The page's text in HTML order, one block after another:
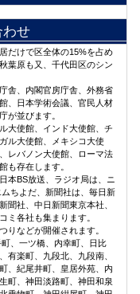
わせ
だけで区全体の15%を占め
葉原も又、千代田区のシン
舎、内閣官房庁舎、外務省
、日本学術会議、官民人材
が並びます。
大使館、インド大使館、チ
ル大使館、メキシコ大使
レバノン大使館、ローマ法
も存在します。
本BS放送、ラジオ局は、ニ
ちよだ、新聞社は、毎日新
聞社、中日新聞東京本社、
ミ各社も集まります。
りなどが開催されます。
、一ツ橋、内幸町、日比
有楽町、九段北、九段南、
、紀尾井町、皇居外苑、内
町、神田淡路町、神田和泉